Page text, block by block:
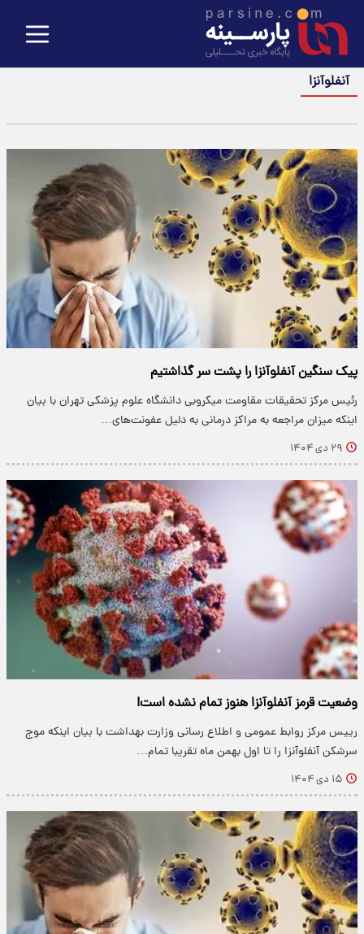
آنفلوآنزا
پیک سنگین آنفلوآنزا را پشت سر گذاشتیم
رئیس مرکز تحقیقات مقاومت میکروبی دانشگاه علوم پزشکی تهران با بیان
اینکه میزان مراجعه به مراکز درمانی به دلیل عفونت‌های…
۲۹ دی ۱۴۰۴
وضعیت قرمز آنفلوآنزا هنوز تمام نشده است!
رییس مرکز روابط عمومی و اطلاع رسانی وزارت بهداشت با بیان اینکه موج
سرشکن آنفلوآنزا را تا اول بهمن ماه تقریبا تمام…
۱۵ دی ۱۴۰۴